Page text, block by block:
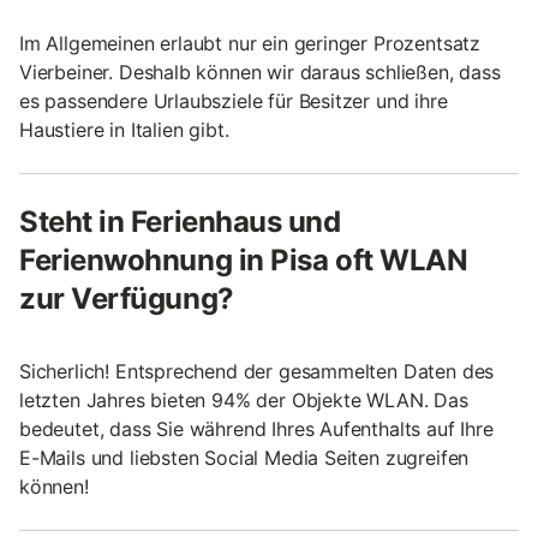
Im Allgemeinen erlaubt nur ein geringer Prozentsatz
Vierbeiner. Deshalb können wir daraus schließen, dass
es passendere Urlaubsziele für Besitzer und ihre
Haustiere in Italien gibt.
Steht in Ferienhaus und
Ferienwohnung in Pisa oft WLAN
zur Verfügung?
Sicherlich! Entsprechend der gesammelten Daten des
letzten Jahres bieten 94% der Objekte WLAN. Das
bedeutet, dass Sie während Ihres Aufenthalts auf Ihre
E-Mails und liebsten Social Media Seiten zugreifen
können!